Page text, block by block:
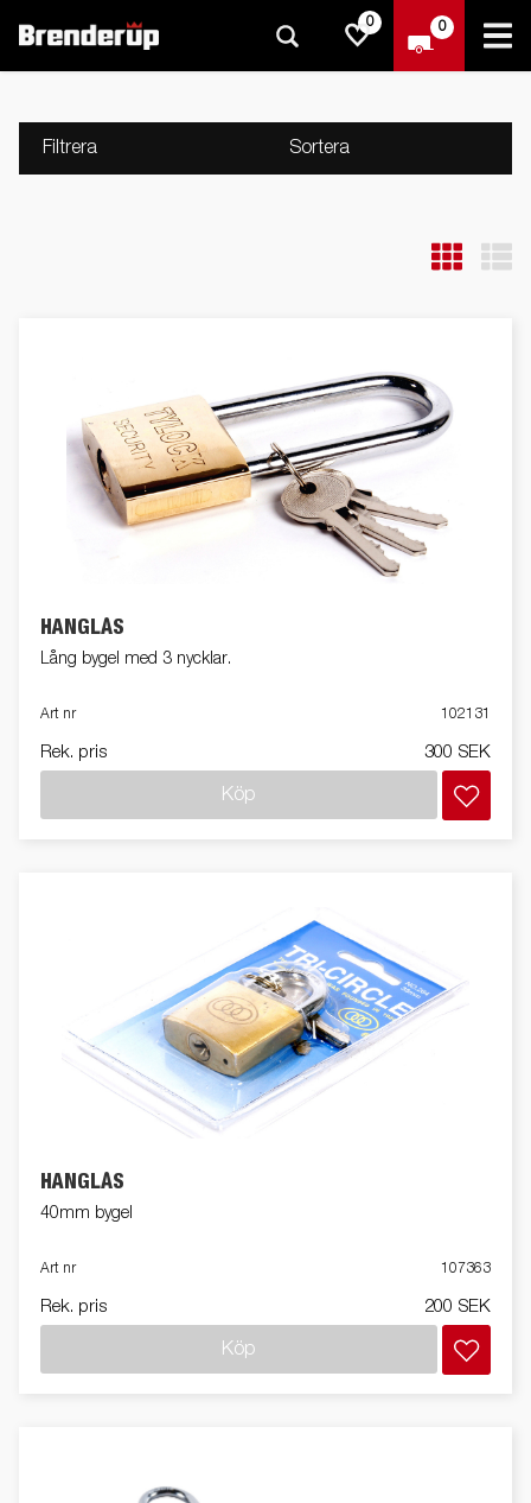
0 0
Filtrera Sortera
HÄNGLÅS
Lång bygel med 3 nycklar.
Art nr 102131
Rek. pris 300 SEK
Köp
HÄNGLÅS
40mm bygel
Art nr 107363
Rek. pris 200 SEK
Köp